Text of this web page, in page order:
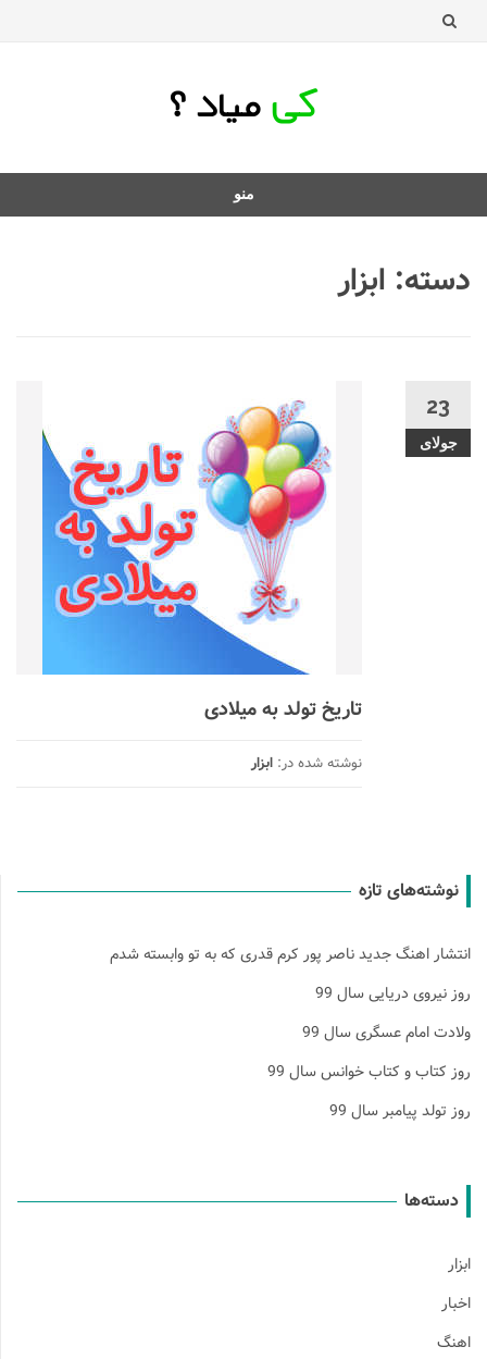
منو
دسته: ابزار
23
جولای
تاریخ تولد به میلادی
نوشته شده در: ابزار
نوشته‌های تازه
انتشار اهنگ جدید ناصر پور کرم قدری که به تو وابسته شدم
روز نیروی دریایی سال 99
ولادت امام عسگری سال 99
روز کتاب و کتاب خوانس سال 99
روز تولد پیامبر سال 99
دسته‌ها
ابزار
اخبار
اهنگ